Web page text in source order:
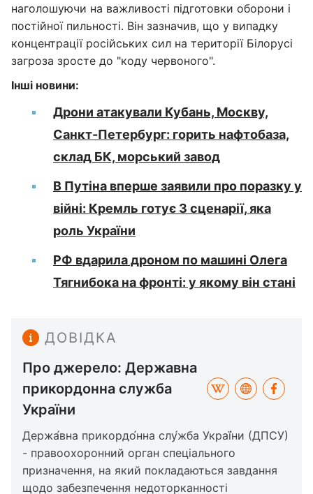
наголошуючи на важливості підготовки оборони і
постійної пильності. Він зазначив, що у випадку
концентрації російських сил на території Білорусі
загроза зросте до "коду червоного".
Інші новини:
Дрони атакували Кубань, Москву,
Санкт-Петербург: горить нафтобаза,
склад БК, морський завод
В Путіна вперше заявили про поразку у
війні: Кремль готує 3 сценарії, яка
роль України
РФ вдарила дроном по машині Олега
Тягнибока на фронті: у якому він стані
ДОВІДКА
Про джерело: Державна
прикордонна служба
України
Держа́вна прикордо́нна слу́жба Украї́ни (ДПСУ)
- правоохоронний орган спеціального
призначення, на який покладаються завдання
щодо забезпечення недоторканності